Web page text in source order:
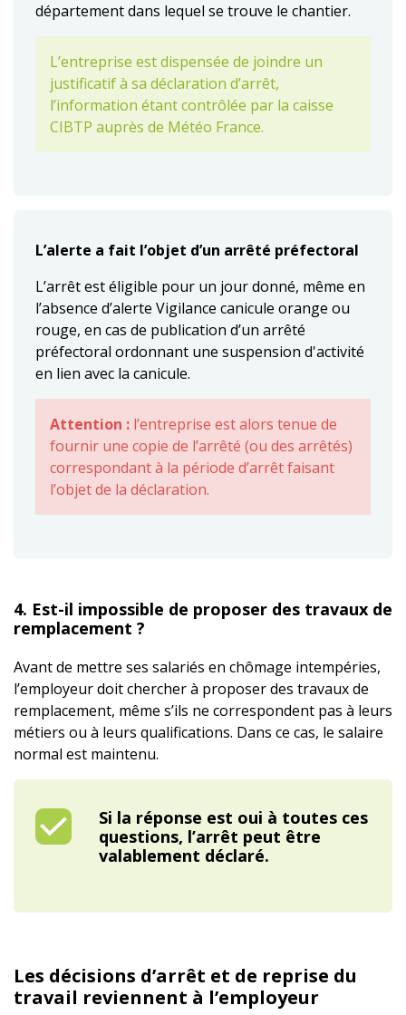
département dans lequel se trouve le chantier.
L’entreprise est dispensée de joindre un
justificatif à sa déclaration d’arrêt,
l’information étant contrôlée par la caisse
CIBTP auprès de Météo France.
L’alerte a fait l’objet d’un arrêté préfectoral
L’arrêt est éligible pour un jour donné, même en
l’absence d’alerte Vigilance canicule orange ou
rouge, en cas de publication d’un arrêté
préfectoral ordonnant une suspension d'activité
en lien avec la canicule.
Attention : l’entreprise est alors tenue de
fournir une copie de l’arrêté (ou des arrêtés)
correspondant à la période d’arrêt faisant
l’objet de la déclaration.
4. Est-il impossible de proposer des travaux de
remplacement ?
Avant de mettre ses salariés en chômage intempéries,
l’employeur doit chercher à proposer des travaux de
remplacement, même s’ils ne correspondent pas à leurs
métiers ou à leurs qualifications. Dans ce cas, le salaire
normal est maintenu.
Si la réponse est oui à toutes ces
questions, l’arrêt peut être
valablement déclaré.
Les décisions d’arrêt et de reprise du
travail reviennent à l’employeur